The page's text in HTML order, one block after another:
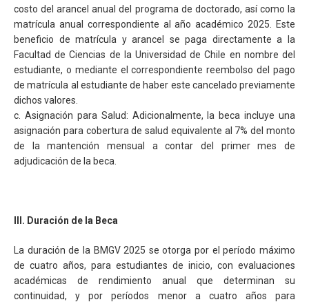
costo del arancel anual del programa de doctorado, así como la
matrícula anual correspondiente al año académico 2025. Este
beneficio de matrícula y arancel se paga directamente a la
Facultad de Ciencias de la Universidad de Chile en nombre del
estudiante, o mediante el correspondiente reembolso del pago
de matrícula al estudiante de haber este cancelado previamente
dichos valores.
c. Asignación para Salud: Adicionalmente, la beca incluye una
asignación para cobertura de salud equivalente al 7% del monto
de la mantención mensual a contar del primer mes de
adjudicación de la beca.
III. Duración de la Beca
La duración de la BMGV 2025 se otorga por el período máximo
de cuatro años, para estudiantes de inicio, con evaluaciones
académicas de rendimiento anual que determinan su
continuidad, y por períodos menor a cuatro años para